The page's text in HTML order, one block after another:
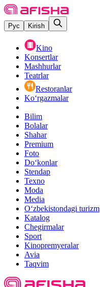
Рус Kirish
Kino
Konsertlar
Mashhurlar
Teatrlar
Restoranlar
Ko‘rgazmalar
Bilim
Bolalar
Shahar
Premium
Foto
Do‘konlar
Stendap
Texno
Moda
Media
O‘zbekistondagi turizm
Katalog
Chegirmalar
Sport
Kinopremyeralar
Avia
Taqvim